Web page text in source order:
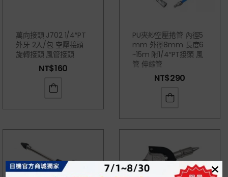
萬向接頭 J702 1/4″PT
外牙 2入/包 空壓接頭
旋轉接頭 風管接頭
NT$160
PU夾紗空壓捲管 內徑5
Mm 外徑8mm 長度6
~15m 附1/4″PT接頭 風
管 伸縮管
NT$290